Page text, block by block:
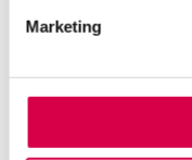
Marketing